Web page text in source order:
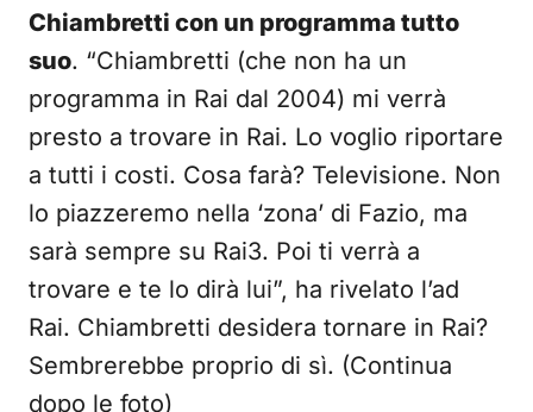
Chiambretti con un programma tutto
suo. “Chiambretti (che non ha un
programma in Rai dal 2004) mi verrà
presto a trovare in Rai. Lo voglio riportare
a tutti i costi. Cosa farà? Televisione. Non
lo piazzeremo nella ‘zona’ di Fazio, ma
sarà sempre su Rai3. Poi ti verrà a
trovare e te lo dirà lui”, ha rivelato l’ad
Rai. Chiambretti desidera tornare in Rai?
Sembrerebbe proprio di sì. (Continua
dopo le foto)